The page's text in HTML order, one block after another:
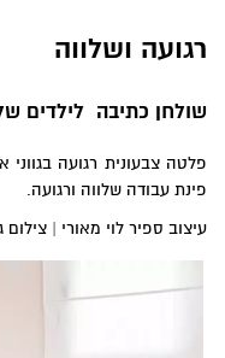
רגועה ושלווה
שולחן כתיבה לילדים של
פלטה צבעונית רגועה
פינת עבודה שלווה ורגועה.
עיצוב ספיר לוי מאורי | צילום